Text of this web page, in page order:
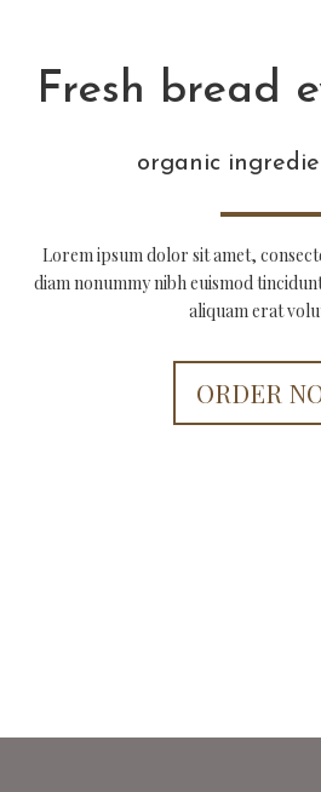
Fresh bread
organic
Lorem ipsum dolor sit amet,
diam nonummy nibh euismod
aliquam erat
ORDER